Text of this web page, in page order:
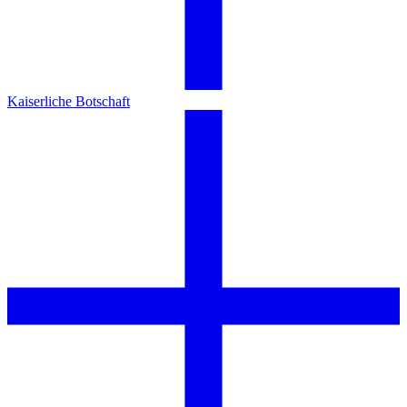
Kaiserliche Botschaft